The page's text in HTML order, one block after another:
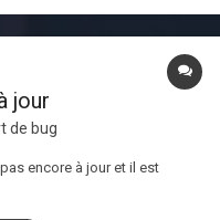
jour
de bug
encore à jour et il est